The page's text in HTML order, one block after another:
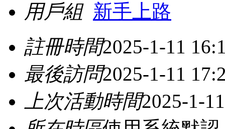
用戶組 新手上路
註冊時間2025-1-11
最後訪問2025-1-11
上次活動時間2025-1-